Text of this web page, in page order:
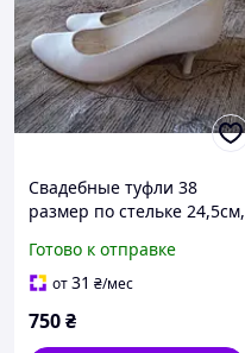
Свадебные туфли 38
размер по стельке 24,5см,
Готово к отправке
от31 ₴/мес
750₴